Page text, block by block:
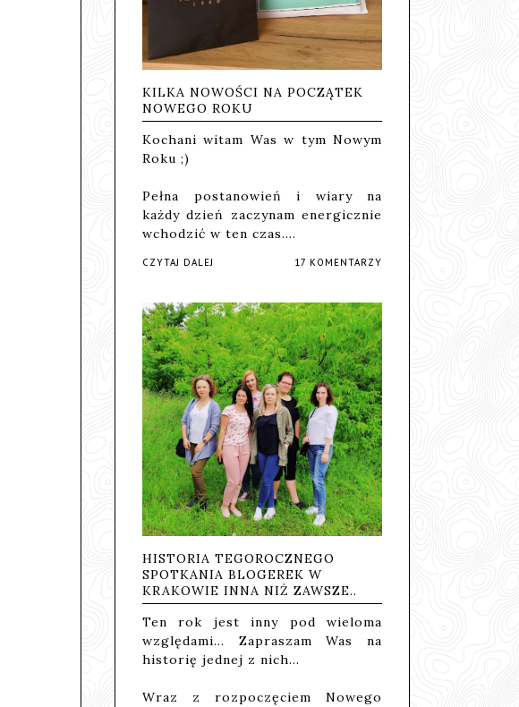
KILKA NOWOŚCI NA POCZĄTEK
NOWEGO ROKU
Kochani witam Was w tym Nowym
Roku ;)
Pełna postanowień i wiary na
każdy dzień zaczynam energicznie
wchodzić w ten czas.…
CZYTAJ DALEJ 17 KOMENTARZY
HISTORIA TEGOROCZNEGO
SPOTKANIA BLOGEREK W
KRAKOWIE INNA NIŻ ZAWSZE..
Ten rok jest inny pod wieloma
względami... Zapraszam Was na
historię jednej z nich...
Wraz z rozpoczęciem Nowego